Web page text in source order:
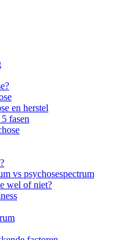
en herstel
fasen
vs psychosespectrum
wel of niet?